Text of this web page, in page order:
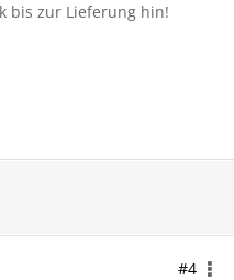
bis zur Lieferung hin!
#4